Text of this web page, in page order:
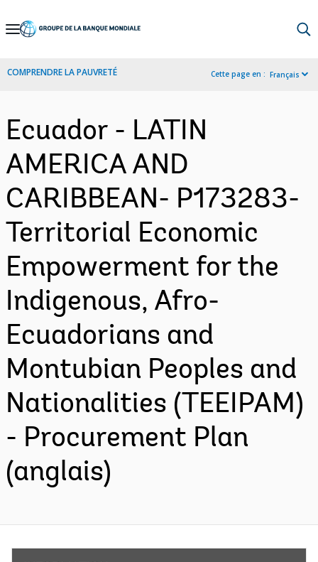
Skip
Navigation
COMPRENDRE LA PAUVRETÉ Cette page en : Français
Ecuador - LATIN
AMERICA AND
CARIBBEAN- P173283-
Territorial Economic
Empowerment for the
Indigenous, Afro-
Ecuadorians and
Montubian Peoples and
Nationalities (TEEIPAM)
- Procurement Plan
(anglais)